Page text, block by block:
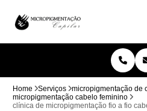
Home Serviços
micropigmentação de
micropigmentação cabelo feminino
clínica de micropigmentação fio a fio